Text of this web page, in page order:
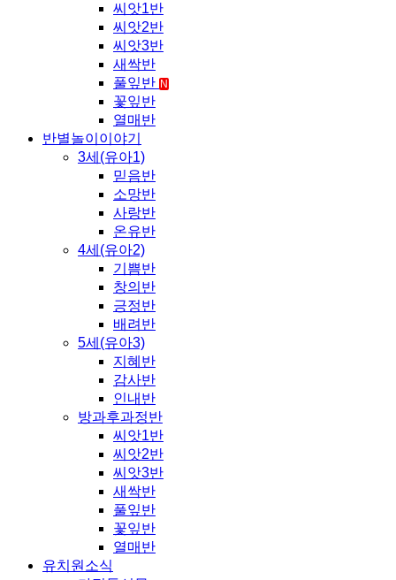
씨앗1반
씨앗2반
씨앗3반
새싹반
풀잎반 N
꽃잎반
열매반
반별놀이이야기
3세(유아1)
믿음반
소망반
사랑반
온유반
4세(유아2)
기쁨반
창의반
긍정반
배려반
5세(유아3)
지혜반
감사반
인내반
방과후과정반
씨앗1반
씨앗2반
씨앗3반
새싹반
풀잎반
꽃잎반
열매반
유치원소식